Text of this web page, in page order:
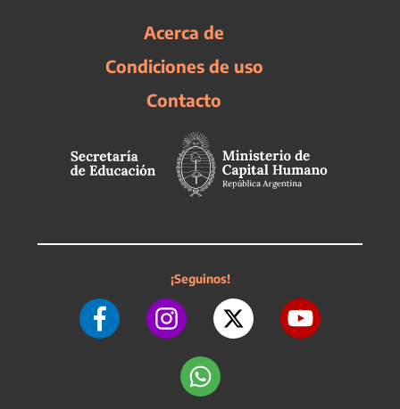
Acerca de
Condiciones de uso
Contacto
¡Seguinos!